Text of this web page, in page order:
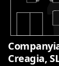
Creagia,